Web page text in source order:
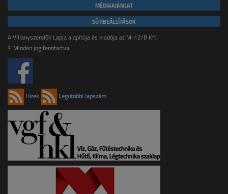
MÉDIAAJÁNLAT
SÜTIBEÁLLÍTÁSOK
A Villanyszerelők Lapja alapítója és kiadója az M-12/B Kft.
© Minden jog fenntartva.
Hírek Legutóbbi lapszám